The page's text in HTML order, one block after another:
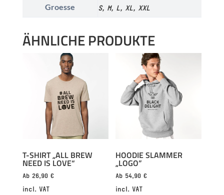
Groesse S, M, L, XL, XXL
ÄHNLICHE PRODUKTE
T-SHIRT „ALL BREW
NEED IS LOVE“
Ab 26,90 €
incl. VAT
HOODIE SLAMMER
„LOGO”
Ab 54,90€
incl. VAT